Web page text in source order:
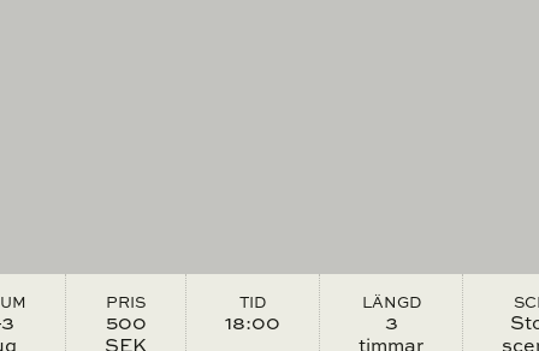
PRIS
500
SEK
TID
18:00
LÄNGD
3
timmar